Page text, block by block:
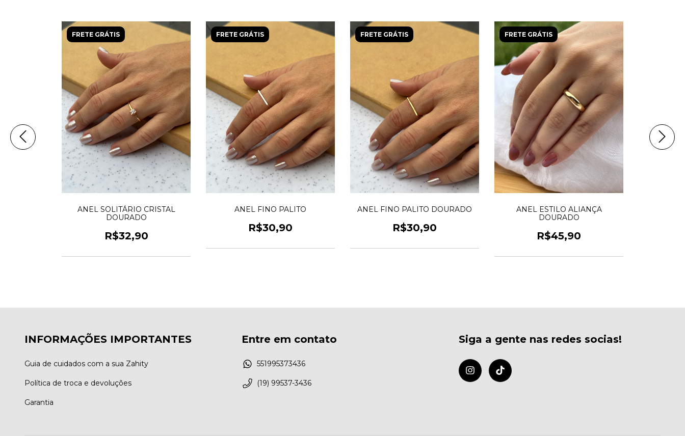
FRETE GRÁTIS
ANEL SOLITÁRIO CRISTAL
DOURADO
R$32,90
FRETE GRÁTIS
ANEL FINO PALITO
R$30,90
FRETE GRÁTIS
ANEL FINO PALITO DOURADO
R$30,90
FRETE GRÁTIS
ANEL ESTILO ALIANÇA
DOURADO
R$45,90
INFORMAÇÕES IMPORTANTES
Guia de cuidados com a sua Zahity
Política de troca e devoluções
Garantia
Entre em contato
551995373436
(19) 99537-3436
Siga a gente nas redes socias!